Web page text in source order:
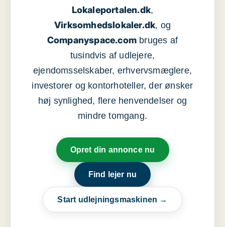
Lokaleportalen.dk,
Virksomhedslokaler.dk, og
Companyspace.com bruges af
tusindvis af udlejere,
ejendomsselskaber, erhvervsmæglere,
investorer og kontorhoteller, der ønsker
høj synlighed, flere henvendelser og
mindre tomgang.
Opret din annonce nu
Find lejer nu
Start udlejningsmaskinen →